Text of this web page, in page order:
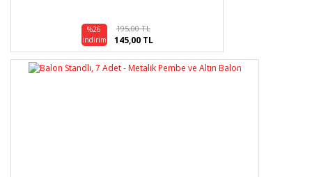
%26
indirim
195,00 TL
145,00 TL